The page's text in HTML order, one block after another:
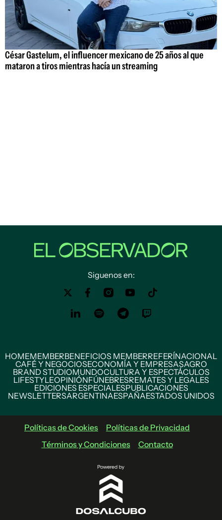
César Gastelum, el influencer mexicano de 25 años al que
mataron a tiros mientras hacía un streaming
Siguenos en:
HOMEMEMBERBENEFICIOS MEMBERREFERÍNACIONAL
CAFÉ Y NEGOCIOSECONOMÍA Y EMPRESASAGRO
BRAND STUDIOMUNDOCULTURA Y ESPECTÁCULOS
LIFESTYLEOPINIÓNFÚNEBRESREMATES Y LEGALES
EDICIONES ESPECIALESPUBLICACIONES
NEWSLETTERSARGENTINAESPAÑAESTADOS UNIDOS
Políticas de Cookies
Políticas de Privacidad
Términos y Condiciones
Contacto